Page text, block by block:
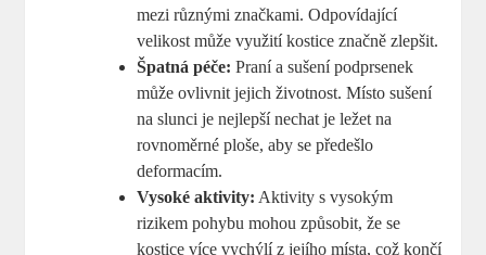
mezi různými značkami. Odpovídající
velikost může využití kostice značně zlepšit.
Špatná péče: Praní a sušení podprsenek
může ovlivnit jejich životnost. Místo sušení
na slunci je nejlepší nechat je ležet na
rovnoměrné ploše, aby se předešlo
deformacím.
Vysoké aktivity: Aktivity s vysokým
rizikem pohybu mohou způsobit, že se
kostice více vychýlí z jejího místa, což končí